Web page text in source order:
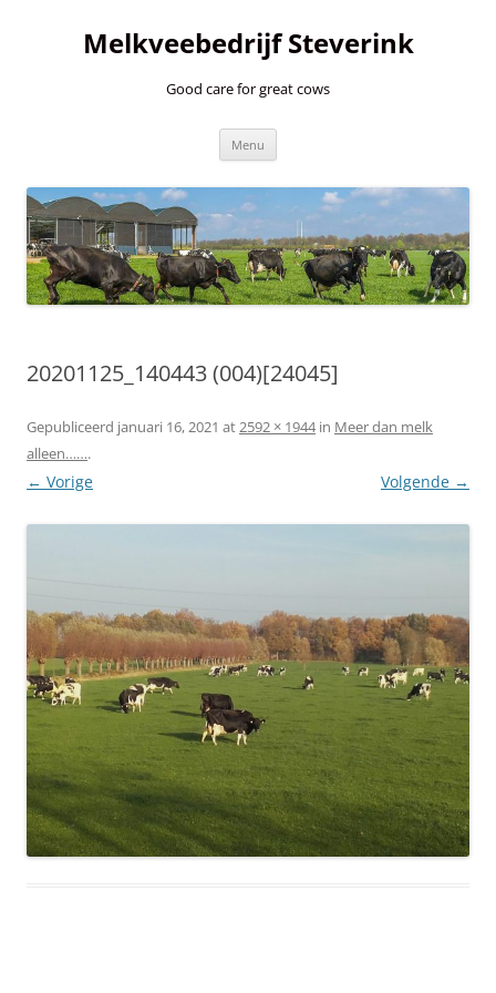
Melkveebedrijf Steverink
Good care for great cows
Menu
20201125_140443 (004)[24045]
Gepubliceerd januari 16, 2021 at2592 × 1944in Meer dan melk
alleen…….
← Vorige Volgende →